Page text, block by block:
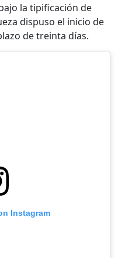
la tipificación de
dispuso el inicio de
de treinta días.
Instagram